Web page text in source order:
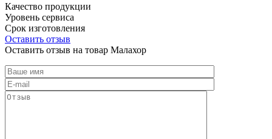
Качество продукции
Уровень сервиса
Срок изготовления
Оставить отзыв
Оставить отзыв на товар Малахор